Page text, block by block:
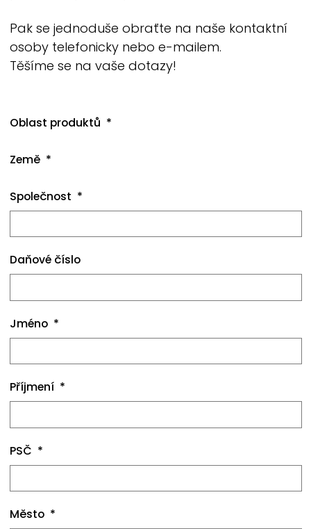
Pak se jednoduše obraťte na naše kontaktní
osoby telefonicky nebo e-mailem.
Těšíme se na vaše dotazy!
Oblast produktů
Země
Společnost
Daňové číslo
Jméno
Příjmení
PSČ
Město